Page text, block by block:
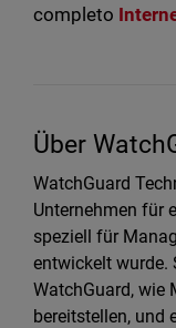
completo
Über
WatchGuard
Unternehmen für
speziell für
entwickelt wurde.
WatchGuard, wie
bereitstellen, und